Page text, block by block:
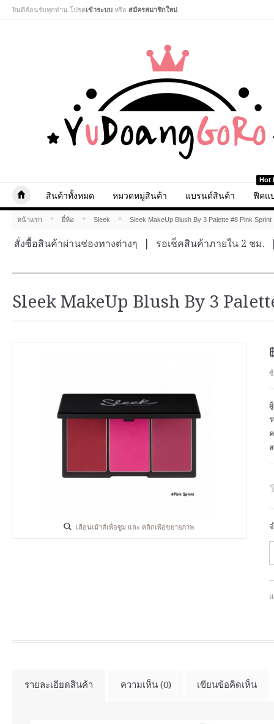
ยินดีต้อนรับทุกท่าน โปรดเข้าระบบ หรือ สมัครสมาชิกใหม่
สินค้าทั้งหมด หมวดหมู่สินค้า แบรนด์สินค้า
Hot
ฟีคแ
หน้าแรก » ยี่ห้อ » Sleek » Sleek MakeUp Blush By 3 Palette #8 Pink Sprint
สั่งซื้อสินค้าผ่านช่องทางต่างๆ รอเช็คสินค้าภายใน 2 ชม.
Sleek MakeUp Blush By 3
เลื่อนเม้าส์เพื่อซูม และ คลิกเพื่อขยายภาพ
รายละเอียดสินค้า ความเห็น (0) เขียนข้อคิดเห็น